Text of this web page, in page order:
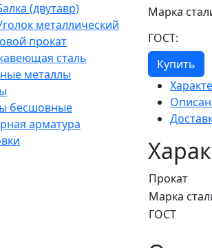
(двутавр)
металлический
прокат
сталь
металлы
бесшовные
арматура
Марка
ГОСТ:
Купить
Прокат
Марка
ГОСТ